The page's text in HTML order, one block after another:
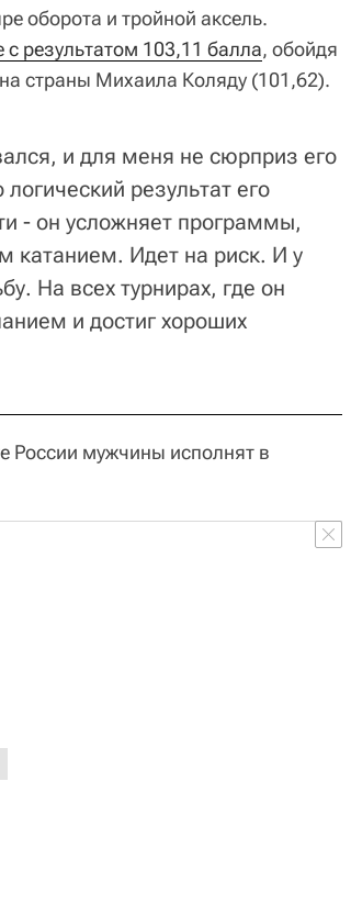
оборота и тройной аксель.
результатом 103,11 балла, обойдя
страны Михаила Коляду (101,62).
и для меня не сюрприз его
результат его
- он усложняет программы,
катанием. Идет на риск. И у
На всех турнирах, где он
и достиг хороших
России мужчины исполнят в